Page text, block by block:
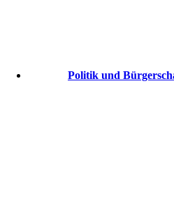
Politik und